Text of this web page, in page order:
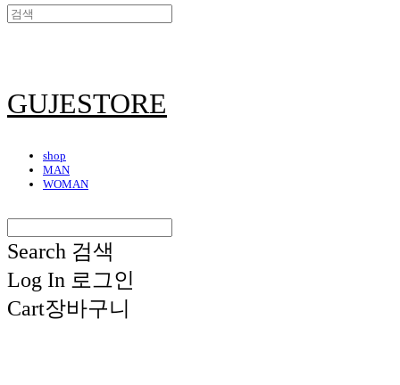
GUJESTORE
shop
MAN
WOMAN
Search 검색
Log In 로그인
Cart장바구니